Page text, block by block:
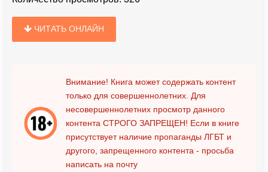
ЧИТАТЬ ОНЛАЙН
Внимание! Книга может содержать контент
только для совершеннолетних. Для
несовершеннолетних просмотр данного
контента СТРОГО ЗАПРЕЩЕН! Если в книге
присутствует наличие пропаганды ЛГБТ и
другого, запрещенного контента - просьба
написать на почту